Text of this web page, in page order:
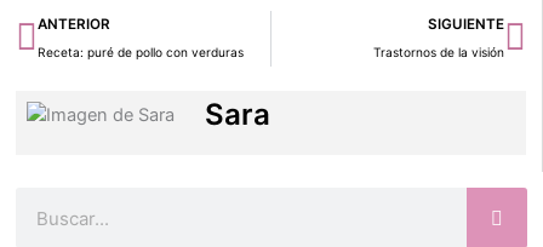
Ant
ANTERIOR
Receta: puré de pollo con verduras
SIGUIENTE
Trastornos de la visión
Sara